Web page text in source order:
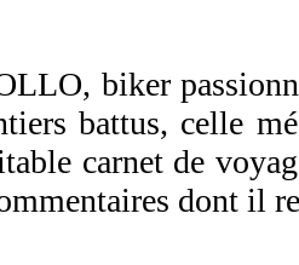
biker
battus, celle
carnet de
dont il